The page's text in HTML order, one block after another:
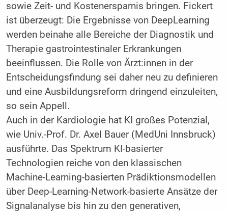
sowie Zeit- und Kostenersparnis bringen. Fickert
ist überzeugt: Die Ergebnisse von DeepLearning
werden beinahe alle Bereiche der Diagnostik und
Therapie gastrointestinaler Erkrankungen
beeinflussen. Die Rolle von Ärzt:innen in der
Entscheidungsfindung sei daher neu zu definieren
und eine Ausbildungsreform dringend einzuleiten,
so sein Appell.
Auch in der Kardiologie hat KI großes Potenzial,
wie Univ.-Prof. Dr. Axel Bauer (MedUni Innsbruck)
ausführte. Das Spektrum KI-basierter
Technologien reiche von den klassischen
Machine-Learning-basierten Prädiktionsmodellen
über Deep-Learning-Network-basierte Ansätze der
Signalanalyse bis hin zu den generativen,